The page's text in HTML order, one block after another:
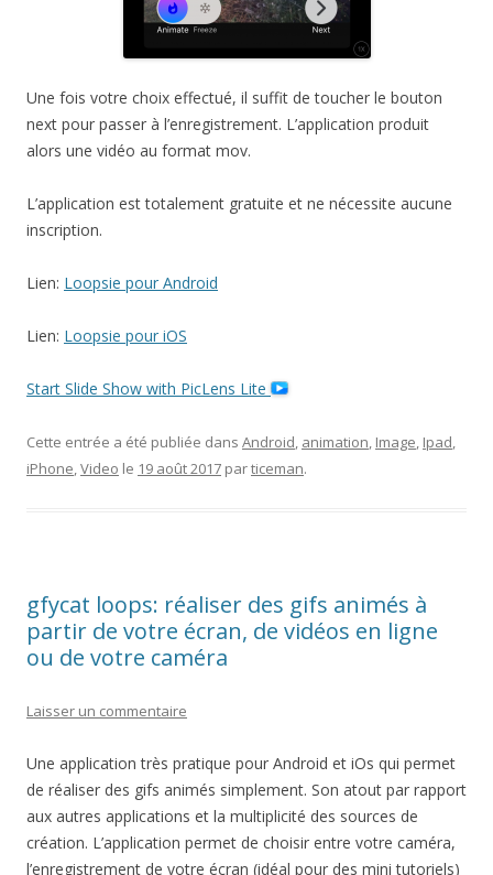
Une fois votre choix effectué, il suffit de toucher le bouton
next pour passer à l’enregistrement. L’application produit
alors une vidéo au format mov.
L’application est totalement gratuite et ne nécessite aucune
inscription.
Lien: Loopsie pour Android
Lien: Loopsie pour iOS
Start Slide Show with PicLens Lite
Cette entrée a été publiée dans Android, animation, Image, Ipad,
iPhone,Video le 19 août 2017 particeman.
gfycat loops: réaliser des gifs animés à
partir de votre écran, de vidéos en ligne
ou de votre caméra
Laisser un commentaire
Une application très pratique pour Android et iOs qui permet
de réaliser des gifs animés simplement. Son atout par rapport
aux autres applications et la multiplicité des sources de
création. L’application permet de choisir entre votre caméra,
l’enregistrement de votre écran (idéal pour des mini tutoriels)